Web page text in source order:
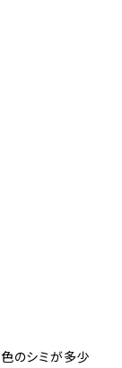
のシミが多少